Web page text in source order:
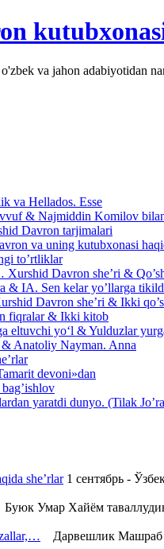
va jahon adabiyotidan
va Hellados. Esse
& Najmiddin Komilov
Davron tarjimalari
va uning kutubxonasi
to’rtliklar
Davron she’ri &
& IA. Sen kelar yo’llarga
Davron she’ri & Ikki
fiqralar & Ikki kitob
eltuvchi yo‘l & Yulduzlar
Anatoliy Nayman. Anna
devoni»dan
yaratdi dunyo. (Tilak
she’rlar1 сентябрь -
Умар Хайём
Дарвешлик Машраб